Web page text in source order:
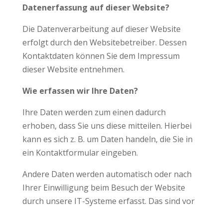
Datenerfassung auf dieser Website?
Die Datenverarbeitung auf dieser Website
erfolgt durch den Websitebetreiber. Dessen
Kontaktdaten können Sie dem Impressum
dieser Website entnehmen.
Wie erfassen wir Ihre Daten?
Ihre Daten werden zum einen dadurch
erhoben, dass Sie uns diese mitteilen. Hierbei
kann es sich z. B. um Daten handeln, die Sie in
ein Kontaktformular eingeben.
Andere Daten werden automatisch oder nach
Ihrer Einwilligung beim Besuch der Website
durch unsere IT-Systeme erfasst. Das sind vor